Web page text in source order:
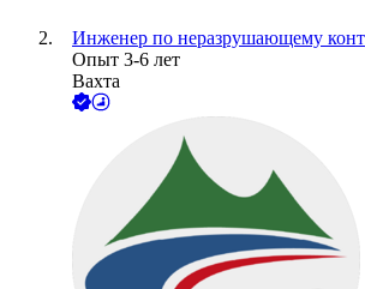
Инженер по неразрушающему
Опыт 3-6 лет
Вахта